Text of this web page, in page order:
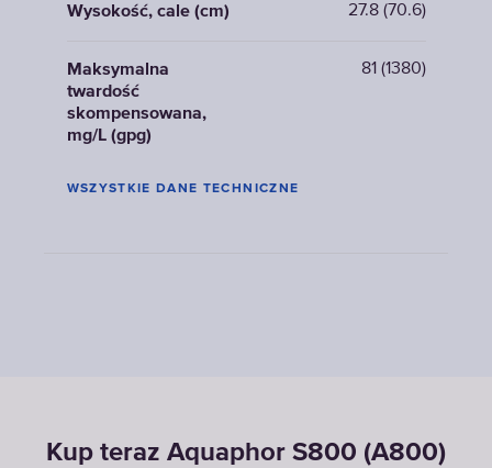
Wysokość, cale (cm) 27.8 (70.6)
Maksymalna
twardość
skompensowana,
mg/L (gpg)
81 (1380)
WSZYSTKIE DANE TECHNICZNE
Kup teraz Aquaphor S800 (A800)